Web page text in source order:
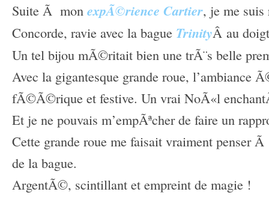
Suite Ã mon expÃ©rience Cartier, je me suis
Concorde, ravie avec la bague TrinityÂ au
Un tel bijou mÃ©ritait bien une trÃ¨s belle
Avec la gigantesque grande roue, l’ambiance
fÃ©Ã©rique et festive. Un vrai NoÃ«l
Et je ne pouvais m’empÃªcher de faire un
Cette grande roue me faisait vraiment penser
de la bague.
ArgentÃ©, scintillant et empreint de magie !